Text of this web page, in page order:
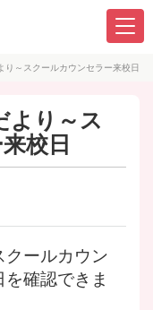
り～スクールカウンセラー来校日
より～ス
校日
クールカウン
確認できま